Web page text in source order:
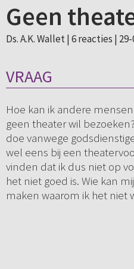
Geen
Ds. A.K. Wallet | 6 reacties |
VRAAG
Hoe kan ik andere
geen theater wil
doe vanwege
wel eens bij een
vinden dat ik dus niet op
het niet goed is. Wie kan
maken waarom ik het niet